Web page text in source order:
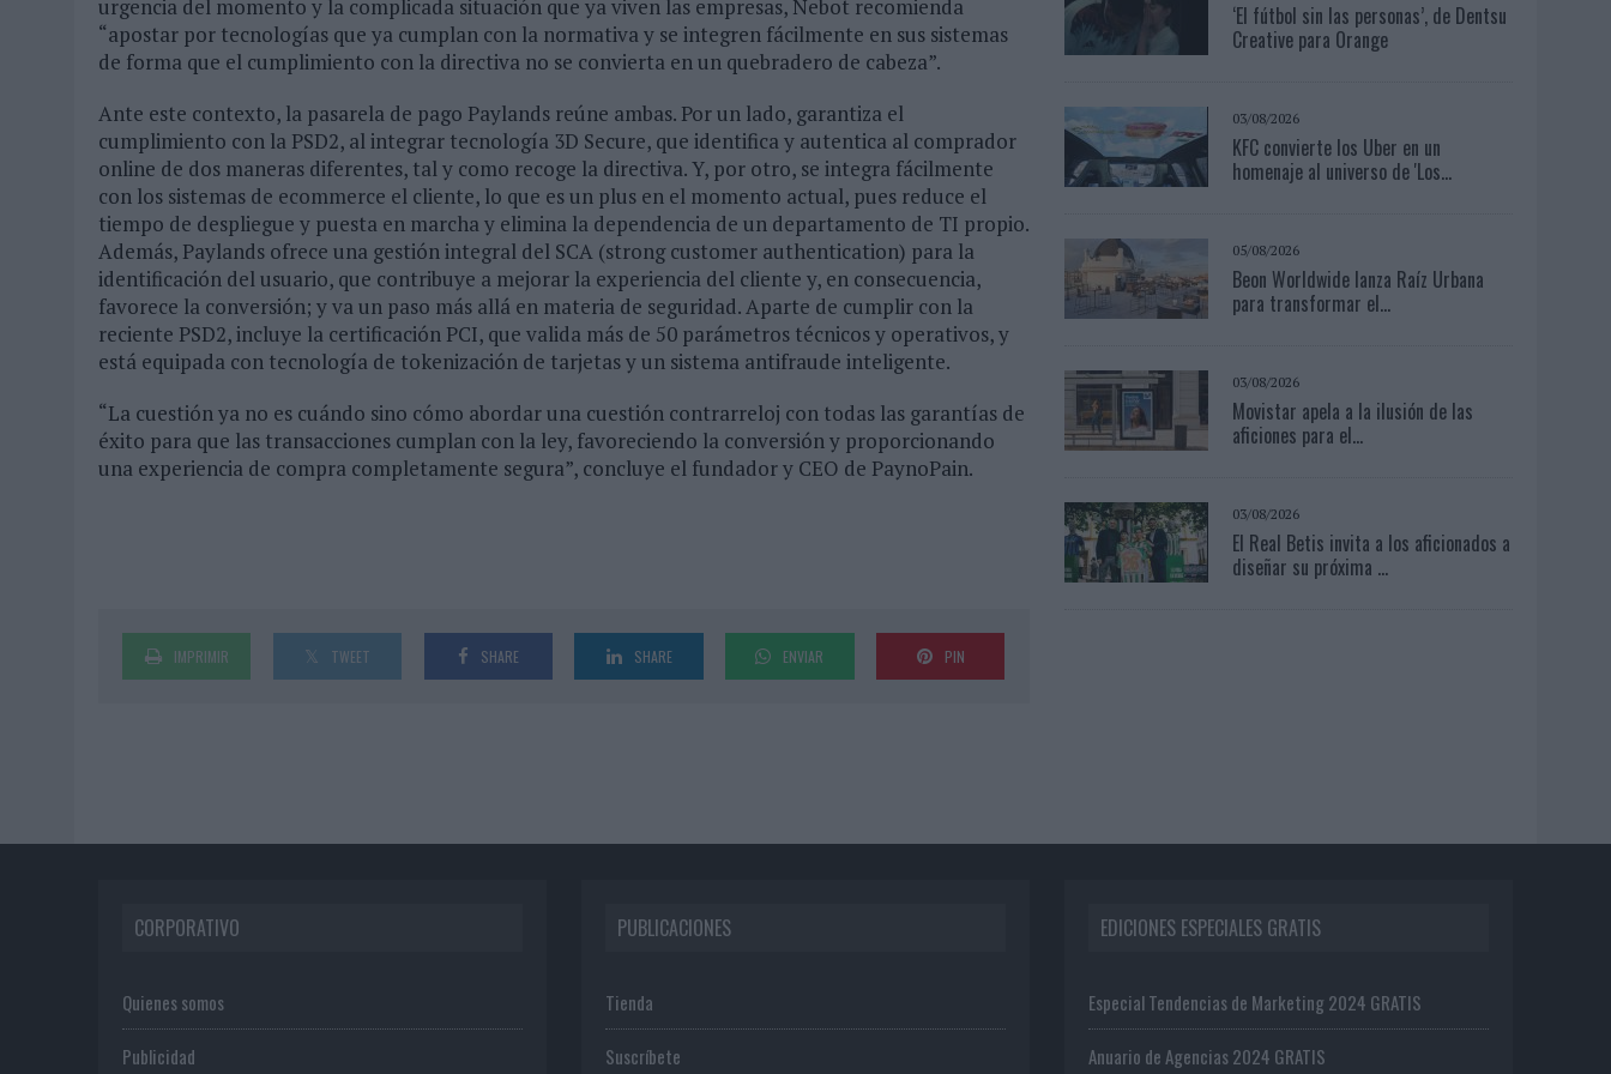
urgencia del momento y la complicada situación que ya viven las empresas, Nebot recomienda
“apostar por tecnologías que ya cumplan con la normativa y se integren fácilmente en sus sistemas
de forma que el cumplimiento con la directiva no se convierta en un quebradero de cabeza”.
Ante este contexto, la pasarela de pago Paylands reúne ambas. Por un lado, garantiza el
cumplimiento con la PSD2, al integrar tecnología 3D Secure, que identifica y autentica al comprador
online de dos maneras diferentes, tal y como recoge la directiva. Y, por otro, se integra fácilmente
con los sistemas de ecommerce el cliente, lo que es un plus en el momento actual, pues reduce el
tiempo de despliegue y puesta en marcha y elimina la dependencia de un departamento de TI propio.
Además, Paylands ofrece una gestión integral del SCA (strong customer authentication) para la
identificación del usuario, que contribuye a mejorar la experiencia del cliente y, en consecuencia,
favorece la conversión; y va un paso más allá en materia de seguridad. Aparte de cumplir con la
reciente PSD2, incluye la certificación PCI, que valida más de 50 parámetros técnicos y operativos, y
está equipada con tecnología de tokenización de tarjetas y un sistema antifraude inteligente.
“La cuestión ya no es cuándo sino cómo abordar una cuestión contrarreloj con todas las garantías de
éxito para que las transacciones cumplan con la ley, favoreciendo la conversión y proporcionando
una experiencia de compra completamente segura”, concluye el fundador y CEO de PaynoPain.
IMPRIMIR TWEET SHARE SHARE ENVIAR PIN
‘El fútbol sin las personas’, de Dentsu
Creative para Orange
03/08/2026
KFC convierte los Uber en un
homenaje al universo de 'Los...
05/08/2026
Beon Worldwide lanza Raíz Urbana
para transformar el...
03/08/2026
Movistar apela a la ilusión de las
aficiones para el...
03/08/2026
El Real Betis invita a los aficionados a
diseñar su próxima ...
CORPORATIVO
Quienes somos
Publicidad
PUBLICACIONES
Tienda
Suscríbete
EDICIONES ESPECIALES GRATIS
Especial Tendencias de Marketing 2024 GRATIS
Anuario de Agencias 2024 GRATIS